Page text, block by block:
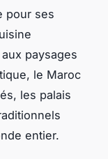
pour ses
paysages
le Maroc
les palais
entier.